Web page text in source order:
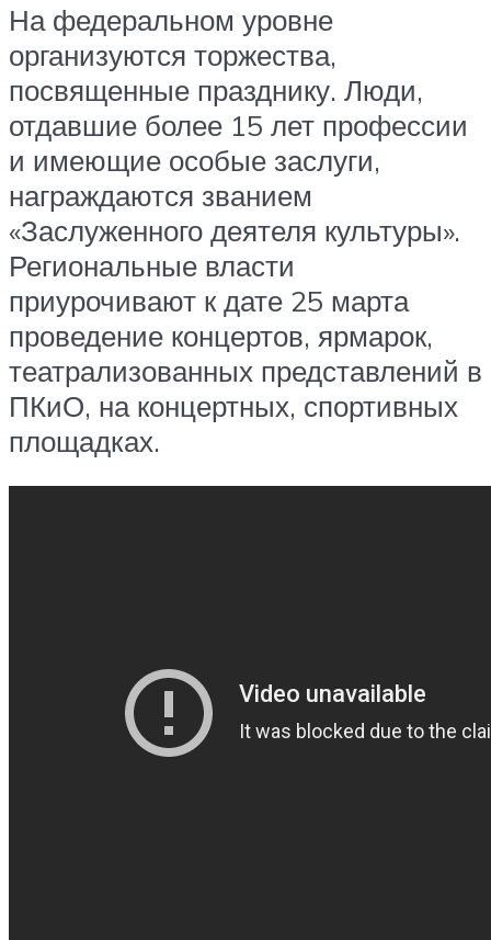
На федеральном уровне
организуются торжества,
посвященные празднику. Люди,
отдавшие более 15 лет профессии
и имеющие особые заслуги,
награждаются званием
«Заслуженного деятеля культуры».
Региональные власти
приурочивают к дате 25 марта
проведение концертов, ярмарок,
театрализованных представлений в
ПКиО, на концертных, спортивных
площадках.